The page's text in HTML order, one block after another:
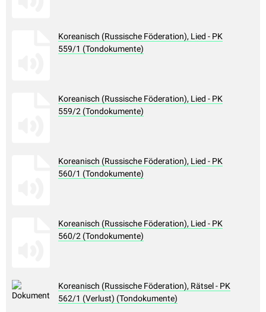
Koreanisch (Russische Föderation), Lied - PK
559/1 (Tondokumente)
Koreanisch (Russische Föderation), Lied - PK
559/2 (Tondokumente)
Koreanisch (Russische Föderation), Lied - PK
560/1 (Tondokumente)
Koreanisch (Russische Föderation), Lied - PK
560/2 (Tondokumente)
Koreanisch (Russische Föderation), Rätsel - PK
562/1 (Verlust) (Tondokumente)